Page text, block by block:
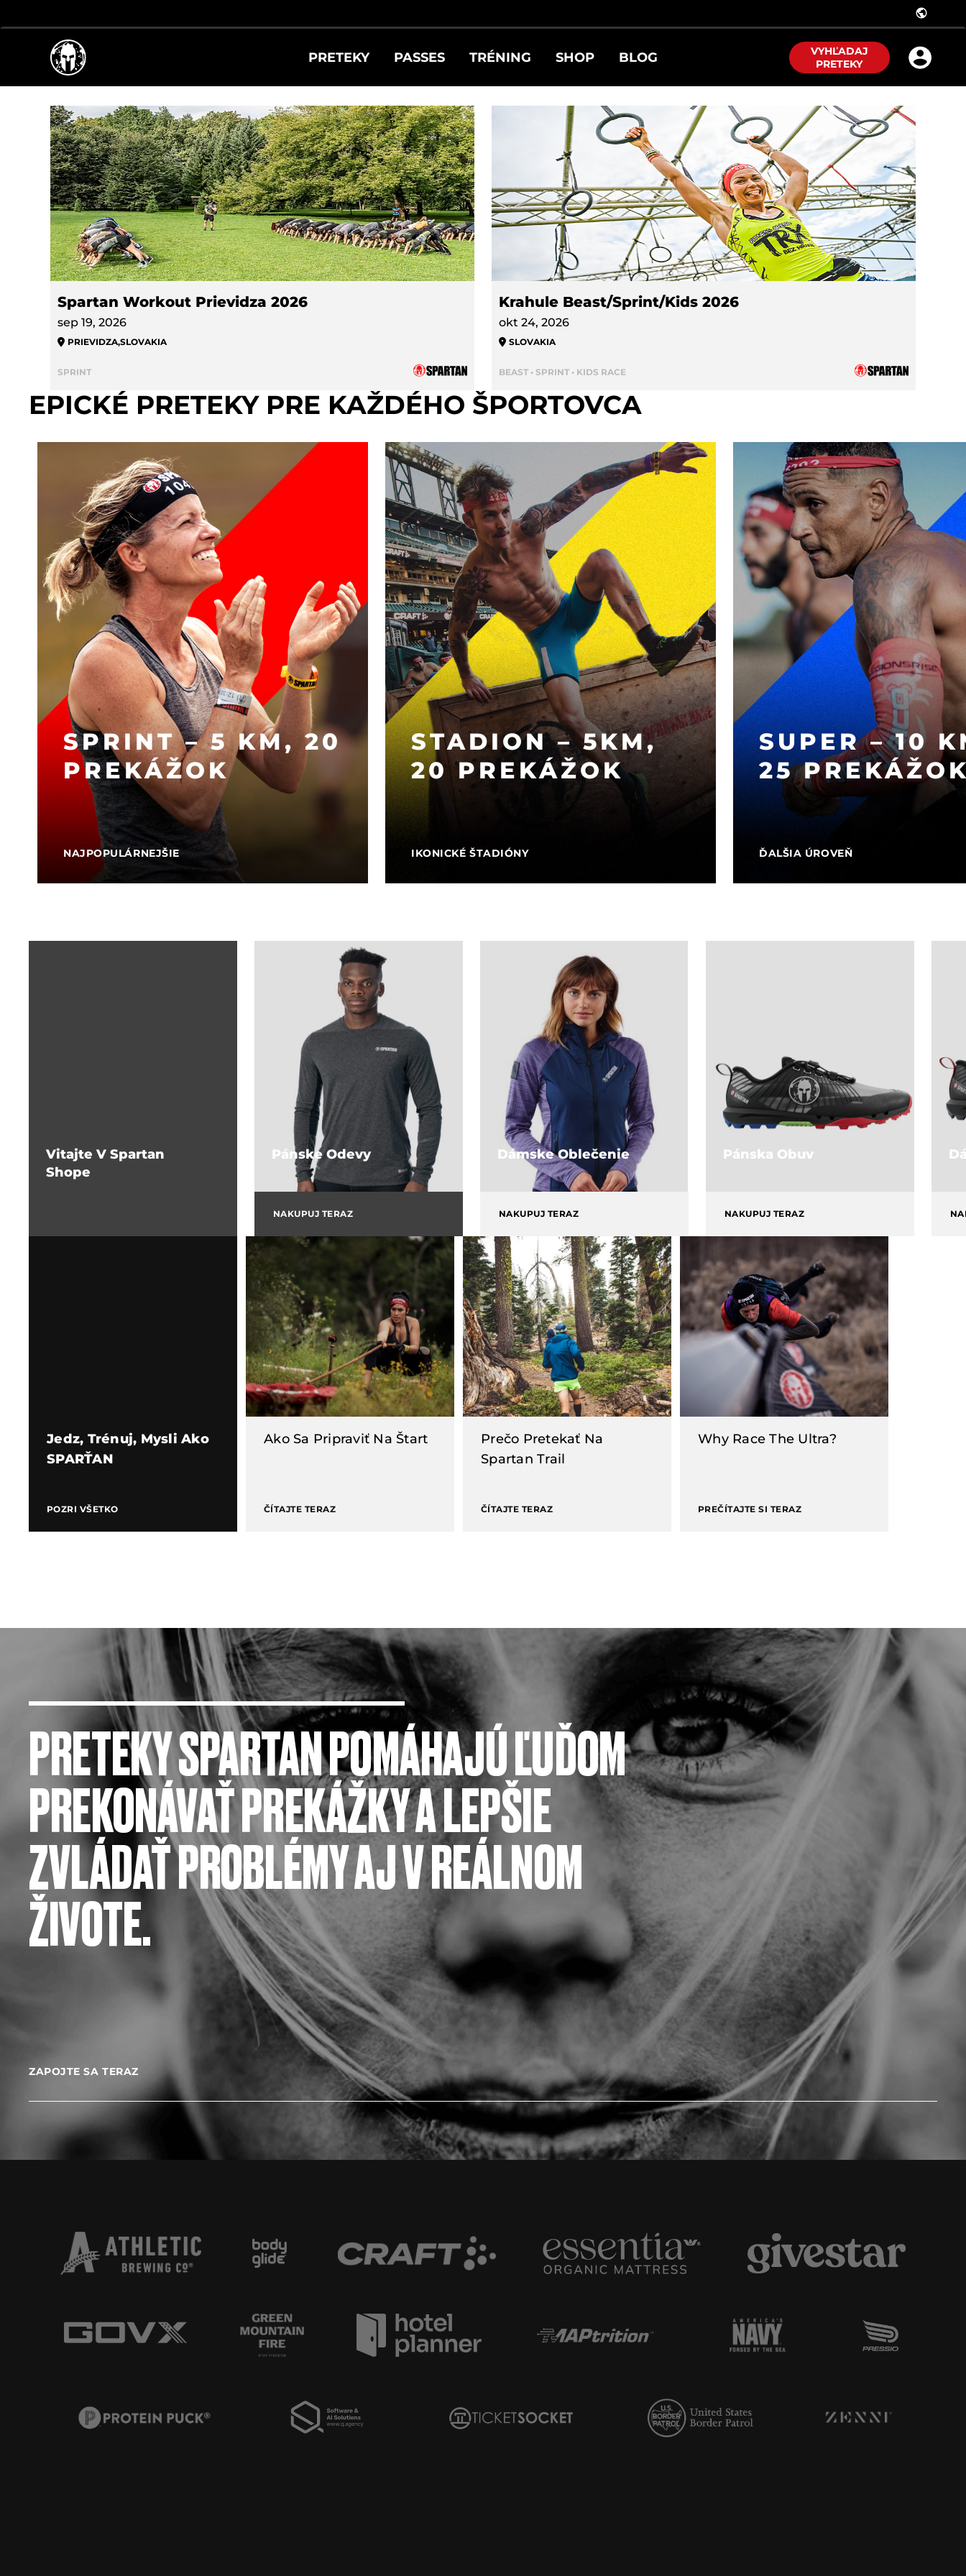
public
PRETEKY PASSES TRÉNING SHOP BLOG
VYHĽADAJ
PRETEKY
UPCOMING EVENTS
Spartan Workout Prievidza 2026
sep 19, 2026
PRIEVIDZA,SLOVAKIA
SPRINT
Krahule Beast/Sprint/Kids 2026
okt 24, 2026
SLOVAKIA
BEAST • SPRINT • KIDS RACE
EPICKÉ PRETEKY PRE KAŽDÉHO ŠPORTOVCA
SPRINT – 5 KM, 20
PREKÁŽOK
NAJPOPULÁRNEJŠIE
STADION – 5KM,
20 PREKÁŽOK
IKONICKÉ ŠTADIÓNY
SUPER – 10
25
ĎALŠIA ÚROVEŇ
Vitajte V Spartan
Shope
Pánske Odevy
NAKUPUJ TERAZ
Dámske Oblečenie
NAKUPUJ TERAZ
Pánska Obuv
NAKUPUJ TERAZ
Jedz, Trénuj, Mysli Ako
SPARŤAN
POZRI VŠETKO
Ako Sa Pripraviť Na Štart
ČÍTAJTE TERAZ
Prečo Pretekať Na
Spartan Trail
ČÍTAJTE TERAZ
Why Race The Ultra?
PREČÍTAJTE SI TERAZ
PRETEKY SPARTAN POMÁHAJÚ ĽUĎOM
PREKONÁVAŤ PREKÁŽKY A LEPŠIE
ZVLÁDAŤ PROBLÉMY AJ V REÁLNOM
ŽIVOTE.
ZAPOJTE SA TERAZ